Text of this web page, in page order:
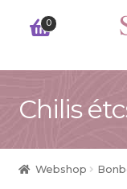
Ugrás
Kilépés
0
RÓLUNK
WEBSHOP
Chilis
Webshop